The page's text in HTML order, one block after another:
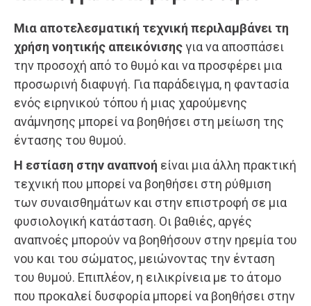
Μια αποτελεσματική τεχνική περιλαμβάνει τη
χρήση νοητικής απεικόνισηςγια να αποσπάσει
την προσοχή από το θυμό και να προσφέρει μια
προσωρινή διαφυγή. Για παράδειγμα, η φαντασία
ενός ειρηνικού τόπου ή μιας χαρούμενης
ανάμνησης μπορεί να βοηθήσει στη μείωση της
έντασης του θυμού.
Η εστίαση στην αναπνοή είναι μια άλλη πρακτική
τεχνική που μπορεί να βοηθήσει στη ρύθμιση
των συναισθημάτων και στην επιστροφή σε μια
φυσιολογική κατάσταση. Οι βαθιές, αργές
αναπνοές μπορούν να βοηθήσουν στην ηρεμία του
νου και του σώματος, μειώνοντας την ένταση
του θυμού. Επιπλέον, η ειλικρίνεια με το άτομο
που προκαλεί δυσφορία μπορεί να βοηθήσει στην